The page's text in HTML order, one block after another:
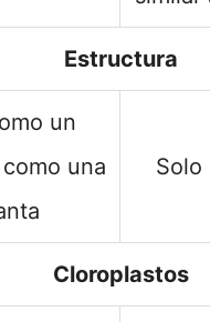
Estructura
un
una
Solo
Cloroplastos